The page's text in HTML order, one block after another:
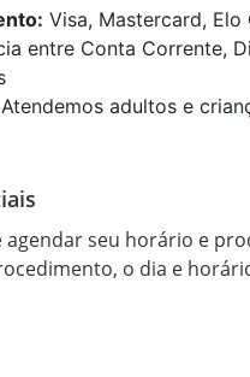
Visa, Mastercard,
entre Conta Corrente,
adultos e
agendar seu horário e
o dia e